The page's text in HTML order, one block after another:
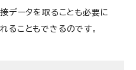
データを取ることも必要に
ることもできるのです。